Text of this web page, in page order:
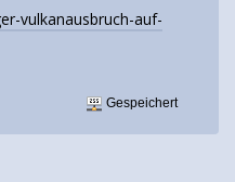
vulkanausbruch-auf-
Gespeichert